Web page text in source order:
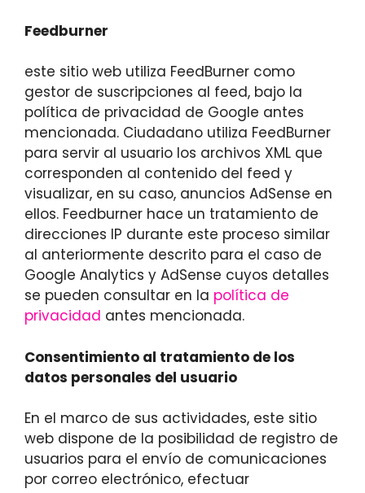
Feedburner
este sitio web utiliza FeedBurner como
gestor de suscripciones al feed, bajo la
política de privacidad de Google antes
mencionada. Ciudadano utiliza FeedBurner
para servir al usuario los archivos XML que
corresponden al contenido del feed y
visualizar, en su caso, anuncios AdSense en
ellos. Feedburner hace un tratamiento de
direcciones IP durante este proceso similar
al anteriormente descrito para el caso de
Google Analytics y AdSense cuyos detalles
se pueden consultar en la política de
privacidad antes mencionada.
Consentimiento al tratamiento de los
datos personales del usuario
En el marco de sus actividades, este sitio
web dispone de la posibilidad de registro de
usuarios para el envío de comunicaciones
por correo electrónico, efectuar